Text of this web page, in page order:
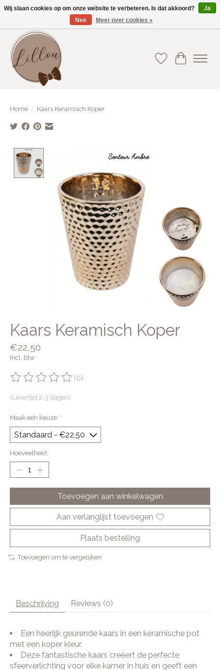
Gratis verzending vanaf €75(BE) en €100(NL)
Verlanglijst
Home / Kaars Keramisch Koper
Product image slideshow Items
Kaars Keramisch Koper
€22,50
Incl. btw
De beoordeling van dit product is
(0)
(Levertijd:2-3 dagen)
Maak een keuze: *
Hoeveelheid:
Toevoegen aan winkelwagen
Aan verlanglijst toevoegen
Plaats bestelling
Toevoegen om te vergelijken
Beschrijving Reviews (0)
Een heerlijk geurende kaars in een keramische pot
met een koper kleur.
Deze fantastische kaars creëert de perfecte
sfeerverlichting voor elke kamer in huis en geeft een
Wij slaan cookies op om onze website te verbeteren. Is dat akkoord?
Ja
Nee
Meer over cookies »